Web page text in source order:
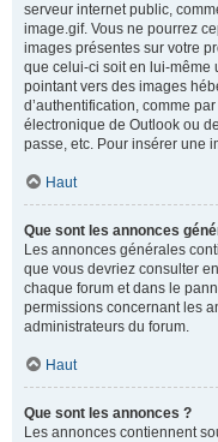
serveur internet public,
image.gif. Vous ne pourrez
images présentes sur votre
que celui-ci soit en lui-même
pointant vers des images
d’authentification, comme
électronique de Outlook ou
passe, etc. Pour insérer une
Haut
Que sont les annonces
Les annonces générales
que vous devriez consulter
chaque forum et dans le
permissions concernant les
administrateurs du forum.
Haut
Que sont les annonces ?
Les annonces contiennent